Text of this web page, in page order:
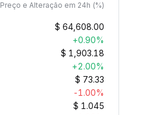
Preço e Alteração em 24h (%)
$ 64,608.00
+0.90%
$ 1,903.18
+2.00%
$ 73.33
-1.00%
$ 1.045